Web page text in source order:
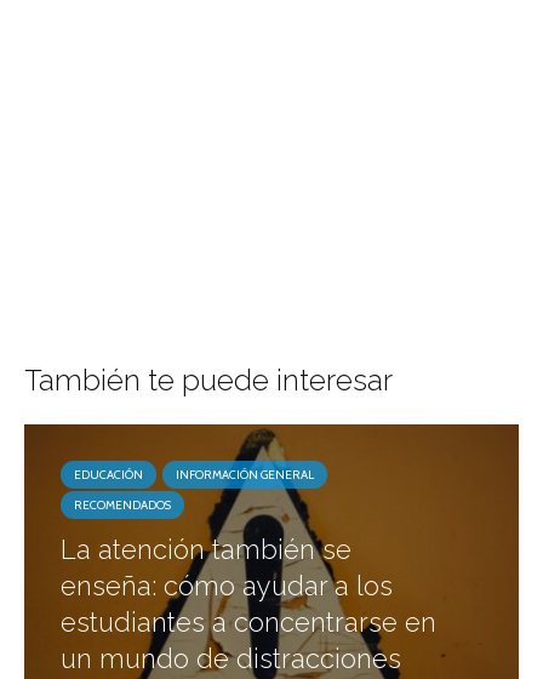
También te puede interesar
EDUCACIÓN
INFORMACIÓN GENERAL
RECOMENDADOS
La atención también se
enseña: cómo ayudar a los
estudiantes a concentrarse en
un mundo de distracciones